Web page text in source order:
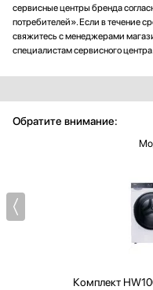
сервисные центры бренда
потребителей». Если в течение
свяжитесь с менеджерами
специалистам сервисного центра.
Обратите внимание:
Комплект